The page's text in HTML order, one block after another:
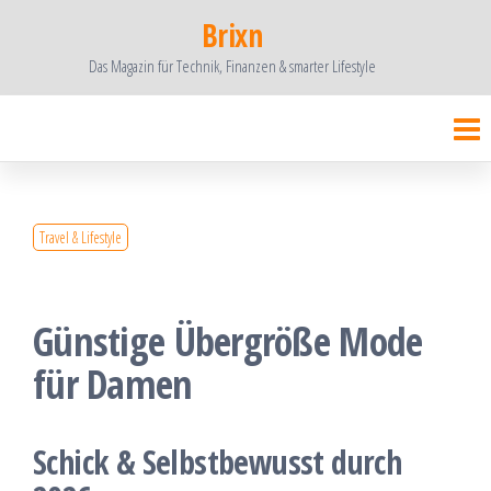
springen
Brixn
Das Magazin für Technik, Finanzen & smarter Lifestyle
Travel & Lifestyle
Günstige Übergröße Mode
für Damen
Schick & Selbstbewusst durch